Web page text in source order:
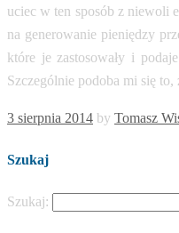
uciec w ten sposób z niewoli
na generowanie pieniędzy
które je zastosowały i
Szczególnie podoba mi się to,
3 sierpnia 2014 by Tomasz
Szukaj
Szukaj: